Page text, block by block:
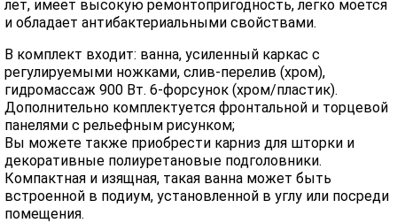
лет, имеет высокую ремонтопригодность, легко моется
и обладает антибактериальными свойствами.
В комплект входит: ванна, усиленный каркас с
регулируемыми ножками, слив-перелив (хром),
гидромассаж 900 Вт. 6-форсунок (хром/пластик).
Дополнительно комплектуется фронтальной и торцевой
панелями с рельефным рисунком;
Вы можете также приобрести карниз для шторки и
декоративные полиуретановые подголовники.
Компактная и изящная, такая ванна может быть
встроенной в подиум, установленной в углу или посреди
помещения.